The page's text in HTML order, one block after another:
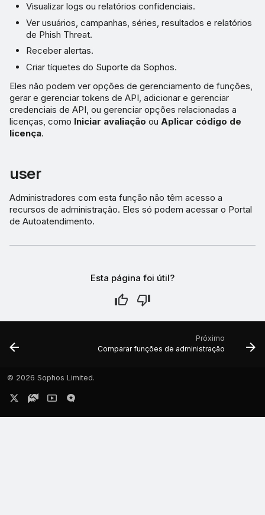
Visualizar logs ou relatórios confidenciais.
Ver usuários, campanhas, séries, resultados e relatórios
de Phish Threat.
Receber alertas.
Criar tíquetes do Suporte da Sophos.
Eles não podem ver opções de gerenciamento de funções,
gerar e gerenciar tokens de API, adicionar e gerenciar
credenciais de API, ou gerenciar opções relacionadas a
licenças, como Iniciar avaliação ou Aplicar código de
licença.
user
Administradores com esta função não têm acesso a
recursos de administração. Eles só podem acessar o Portal
de Autoatendimento.
Esta página foi útil?
Próximo
Comparar funções de administração
© 2026 Sophos Limited.